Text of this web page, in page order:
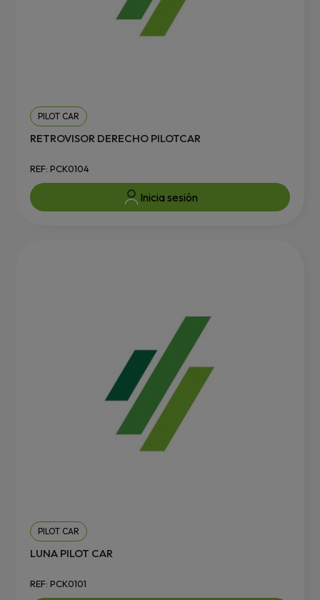
PILOT CAR
RETROVISOR DERECHO PILOTCAR
REF: PCK0104
Inicia sesión
PILOT CAR
LUNA PILOT CAR
REF: PCK0101